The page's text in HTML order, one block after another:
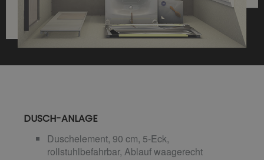
DUSCH-ANLAGE
Duschelement, 90 cm, 5-Eck,
rollstuhlbefahrbar, Ablauf waagerecht